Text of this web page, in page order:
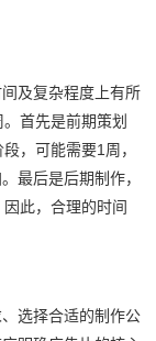
及复杂程度上有所
首先是前期策划
，可能需要1周，
最后是后期制作，
此，合理的时间
选择合适的制作公